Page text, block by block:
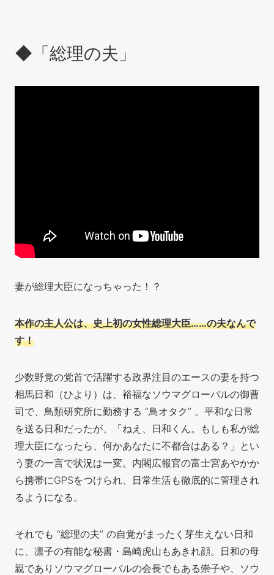
◆「総理の夫」
妻が総理大臣になっちゃった！？
本作の主人公は、史上初の女性総理大臣……の夫なんで
す！
少数野党の党首で活躍する政界注目のエースの妻を持つ
相馬日和 （ひより）は、裕福なソウマグローバルの御曹
司で、鳥類研究所に勤務する “鳥オタク” 。平和な日常
を送る日和だったが、「ねえ、日和くん。もしも私が総
理大臣になったら、何かあなたに不都合はある？」とい
う妻の一言で状況は一変。内閣広報官の富士宮あやかか
ら携帯にGPSをつけられ、日常生活も徹底的に管理され
るようになる。
それでも “総理の夫” の自覚がまったく芽生えない日和
に、凛子の有能な秘書・島崎虎山もあきれ顔。日和の母
親でありソウマグローバルの会長でもある崇子や、ソウ